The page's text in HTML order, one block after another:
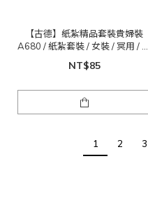
【古德】紙紮精品套裝貴婦裝
A680 / 紙紮套裝 / 女裝 / 冥用 / 清
明 / 祖先
NT$85
1 2 3